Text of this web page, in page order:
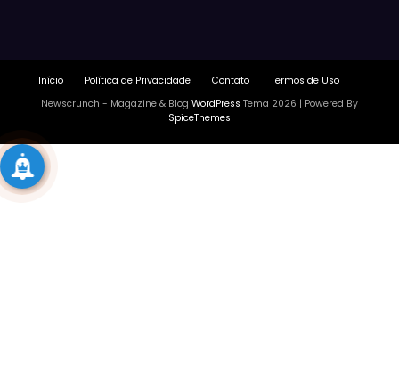
Início Política de Privacidade Contato
Termos de Uso
Newscrunch - Magazine & Blog WordPress Tema 2026 | Powered By
SpiceThemes